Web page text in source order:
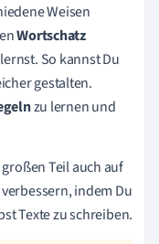
Weisen
Wortschatz
So kannst Du
gestalten.
zu lernen und
Teil auch auf
indem Du
Texte zu schreiben.